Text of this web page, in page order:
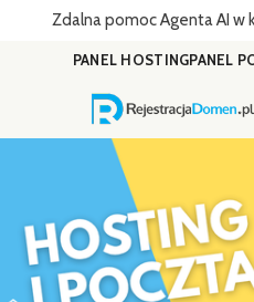
Zdalna pomoc Agenta AI w
PANEL HOSTINGPANEL